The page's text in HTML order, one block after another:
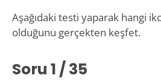
Aşağıdaki testi yaparak hangi
olduğunu gerçekten keşfet.
Soru 1 / 35